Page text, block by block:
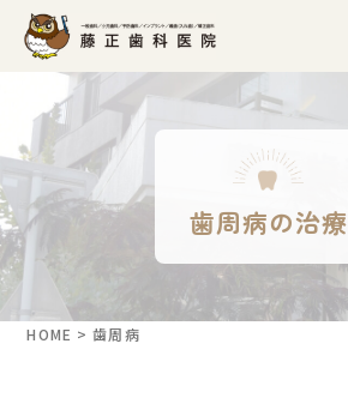
歯周病の治療
HOME >歯周病